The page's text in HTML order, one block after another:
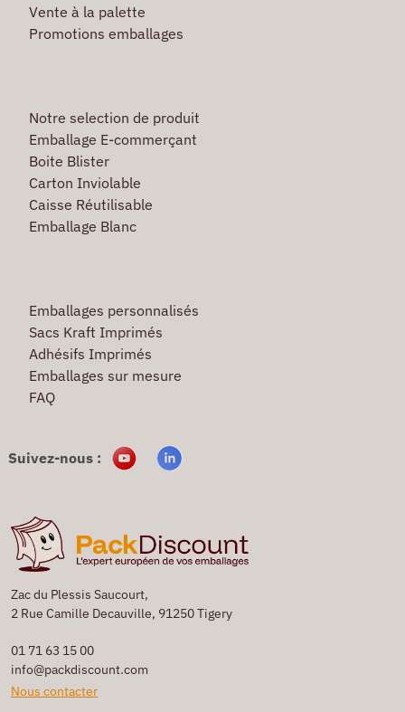
Zac du Plessis Saucourt,
2 Rue Camille Decauville, 91250 Tigery
01 71 63 15 00
info@packdiscount.com
Nous contacter
Vente à la palette
Promotions emballages
Notre selection de produit
Emballage E-commerçant
Boite Blister
Carton Inviolable
Caisse Réutilisable
Emballage Blanc
Emballages personnalisés
Sacs Kraft Imprimés
Adhésifs Imprimés
Emballages sur mesure
FAQ
Suivez-nous :